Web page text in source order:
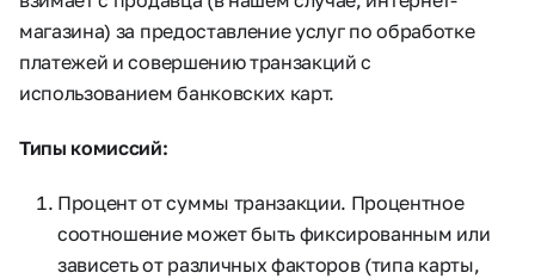
магазина) за предоставление услуг по обработке
платежей и совершению транзакций с
использованием банковских карт.
Типы комиссий:
Процент от суммы транзакции. Процентное
соотношение может быть фиксированным или
зависеть от различных факторов (типа карты,